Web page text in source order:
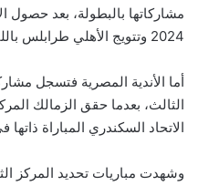
مشاركاتها بالبطولة، بعد حصول
2024 وتتويج الأهلي طرابلس باللقب في نسخة 2025.
أما الأندية المصرية فتسجل
الاتحاد السكندري المباراة ذاتها في
وشهدت مباريات تحديد المركز